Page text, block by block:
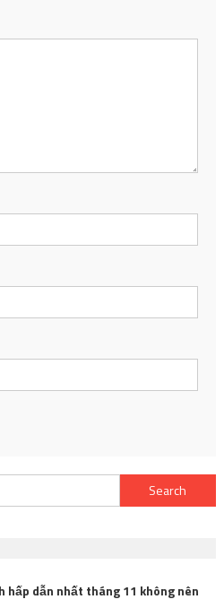
Search
for:
dẫn nhất tháng 11 không nên